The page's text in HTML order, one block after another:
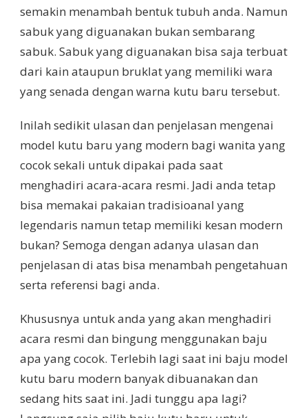
semakin menambah bentuk tubuh anda. Namun
sabuk yang diguanakan bukan sembarang
sabuk. Sabuk yang diguanakan bisa saja terbuat
dari kain ataupun bruklat yang memiliki wara
yang senada dengan warna kutu baru tersebut.
Inilah sedikit ulasan dan penjelasan mengenai
model kutu baru yang modern bagi wanita yang
cocok sekali untuk dipakai pada saat
menghadiri acara-acara resmi. Jadi anda tetap
bisa memakai pakaian tradisioanal yang
legendaris namun tetap memiliki kesan modern
bukan? Semoga dengan adanya ulasan dan
penjelasan di atas bisa menambah pengetahuan
serta referensi bagi anda.
Khususnya untuk anda yang akan menghadiri
acara resmi dan bingung menggunakan baju
apa yang cocok. Terlebih lagi saat ini baju model
kutu baru modern banyak dibuanakan dan
sedang hits saat ini. Jadi tunggu apa lagi?